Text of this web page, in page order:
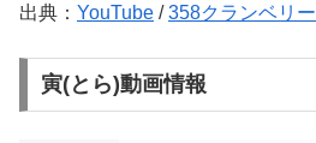
出典： YouTube /358クランベリー
寅(とら)動画情報